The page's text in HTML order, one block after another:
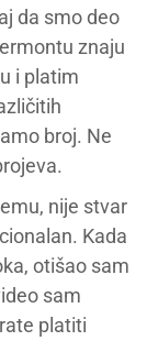
da smo deo
znaju
i platim
broj. Ne
nije stvar
Kada
otišao sam
sam
platiti